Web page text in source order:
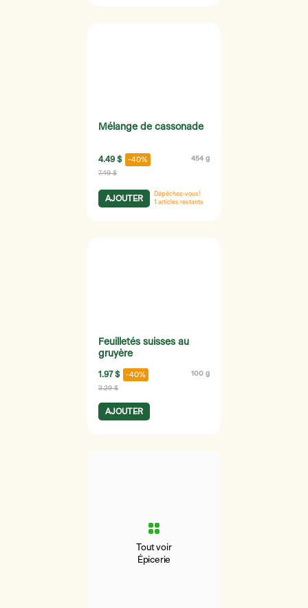
Mélange de cassonade
4.49 $ -40% 454 g
7.49 $
AJOUTER
Dépêchez-vous!
1 articles restants
Feuilletés suisses au
gruyère
1.97 $ -40% 100 g
3.29 $
AJOUTER
Tout voir
Épicerie